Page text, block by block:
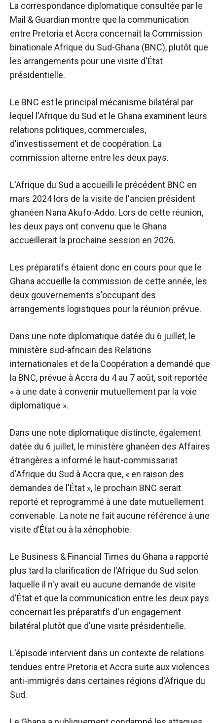
La correspondance diplomatique consultée par le
Mail & Guardian montre que la communication
entre Pretoria et Accra concernait la Commission
binationale Afrique du Sud-Ghana (BNC), plutôt que
les arrangements pour une visite d'État
présidentielle.
Le BNC est le principal mécanisme bilatéral par
lequel l'Afrique du Sud et le Ghana examinent leurs
relations politiques, commerciales,
d'investissement et de coopération. La
commission alterne entre les deux pays.
L'Afrique du Sud a accueilli le précédent BNC en
mars 2024 lors de la visite de l'ancien président
ghanéen Nana Akufo-Addo. Lors de cette réunion,
les deux pays ont convenu que le Ghana
accueillerait la prochaine session en 2026.
Les préparatifs étaient donc en cours pour que le
Ghana accueille la commission de cette année, les
deux gouvernements s'occupant des
arrangements logistiques pour la réunion prévue.
Dans une note diplomatique datée du 6 juillet, le
ministère sud-africain des Relations
internationales et de la Coopération a demandé que
la BNC, prévue à Accra du 4 au 7 août, soit reportée
« à une date à convenir mutuellement par la voie
diplomatique ».
Dans une note diplomatique distincte, également
datée du 6 juillet, le ministère ghanéen des Affaires
étrangères a informé le haut-commissariat
d'Afrique du Sud à Accra que, « en raison des
demandes de l'État », le prochain BNC serait
reporté et reprogrammé à une date mutuellement
convenable. La note ne fait aucune référence à une
visite d’État ou à la xénophobie.
Le Business & Financial Times du Ghana a rapporté
plus tard la clarification de l'Afrique du Sud selon
laquelle il n'y avait eu aucune demande de visite
d'État et que la communication entre les deux pays
concernait les préparatifs d'un engagement
bilatéral plutôt que d'une visite présidentielle.
L'épisode intervient dans un contexte de relations
tendues entre Pretoria et Accra suite aux violences
anti-immigrés dans certaines régions d'Afrique du
Sud.